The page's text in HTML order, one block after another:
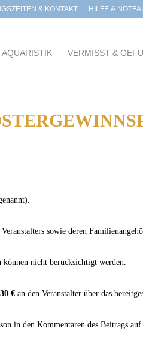
& KONTAKT HILFE &
VERMISST &
sowie deren
können nicht berücksichtigt werden.
30 € an den Veranstalter über das
in den Kommentaren des Beitrags